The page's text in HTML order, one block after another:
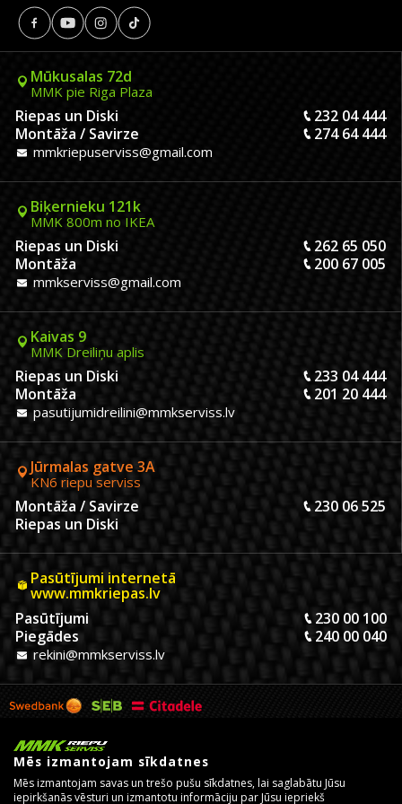
Mūkusalas 72d
MMK pie Riga Plaza
Riepas un Diski
232 04 444
Montāža / Savirze
274 64 444
mmkriepuserviss@gmail.com
Biķernieku 121k
MMK 800m no IKEA
Riepas un Diski
262 65 050
Montāža
200 67 005
mmkserviss@gmail.com
Kaivas 9
MMK Dreiliņu aplis
Riepas un Diski
233 04 444
Montāža
201 20 444
pasutijumidreilini@mmkserviss.lv
Jūrmalas gatve 3A
KN6 riepu serviss
Montāža / Savirze
230 06 525
Riepas un Diski
Pasūtījumi internetā
www.mmkriepas.lv
Pasūtījumi
230 00 100
Piegādes
240 00 040
rekini@mmkserviss.lv
Mēs izmantojam sīkdatnes
Mēs izmantojam savas un trešo pušu sīkdatnes, lai saglabātu Jūsu
iepirkšanās vēsturi un izmantotu informāciju par Jūsu iepriekš